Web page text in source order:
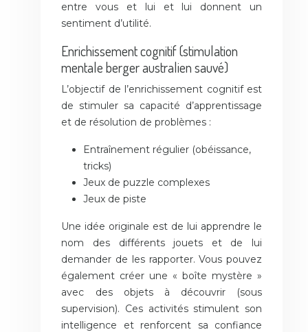
entre vous et lui et lui donnent un
sentiment d’utilité.
Enrichissement cognitif (stimulation
mentale berger australien sauvé)
L’objectif de l’enrichissement cognitif est
de stimuler sa capacité d’apprentissage
et de résolution de problèmes :
Entraînement régulier (obéissance,
tricks)
Jeux de puzzle complexes
Jeux de piste
Une idée originale est de lui apprendre le
nom des différents jouets et de lui
demander de les rapporter. Vous pouvez
également créer une « boîte mystère »
avec des objets à découvrir (sous
supervision). Ces activités stimulent son
intelligence et renforcent sa confiance